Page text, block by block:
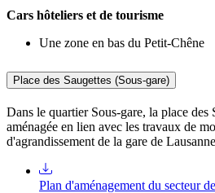
Cars hôteliers et de tourisme
Une zone en bas du Petit-Chêne
Place des Saugettes (Sous-gare)
Dans le quartier Sous-gare, la place des
aménagée en lien avec les travaux de
d'agrandissement de la gare de
Plan d'aménagement du secteur